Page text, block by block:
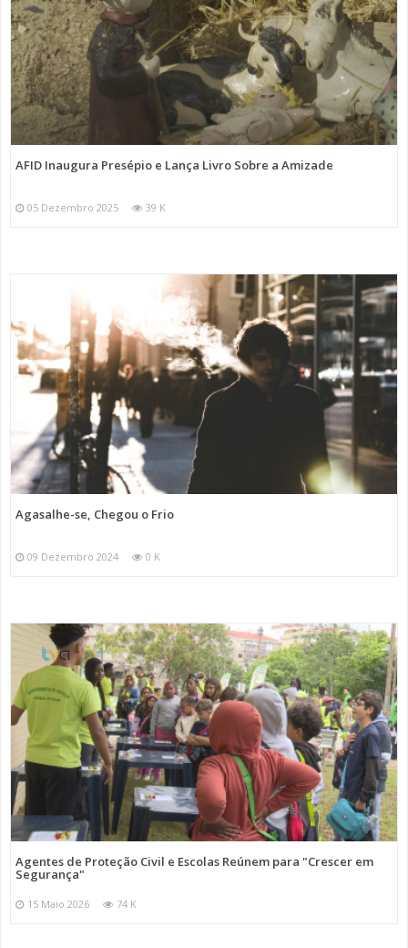
AFID Inaugura Presépio e Lança Livro Sobre a Amizade
05 Dezembro 2025 39 K
Agasalhe-se, Chegou o Frio
09 Dezembro 2024 0 K
Agentes de Proteção Civil e Escolas Reúnem para "Crescer em
Segurança"
15 Maio 2026 74 K